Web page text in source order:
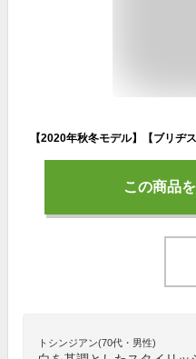
この商品
トシンジアン(70代・男性)